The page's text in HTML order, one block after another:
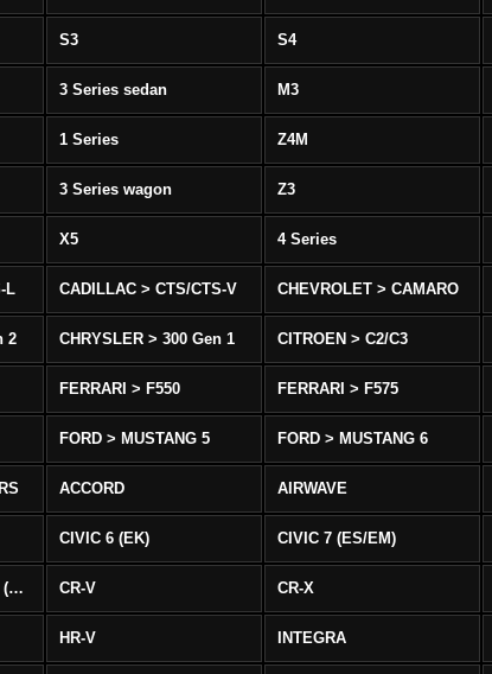
S3 S4
3 Series sedan M3
1 Series Z4M
3 Series wagon Z3
X5 4 Series
L CADILLAC > CTS/CTS-V CHEVROLET > CAMARO
2 CHRYSLER > 300 Gen 1 CITROEN > C2/C3
FERRARI > F550 FERRARI > F575
FORD > MUSTANG 5 FORD > MUSTANG 6
ACCORD AIRWAVE
CIVIC 6 (EK) CIVIC 7 (ES/EM)
CIVIC 8 Type R EURO (FN) CR-V CR-X
HR-V INTEGRA